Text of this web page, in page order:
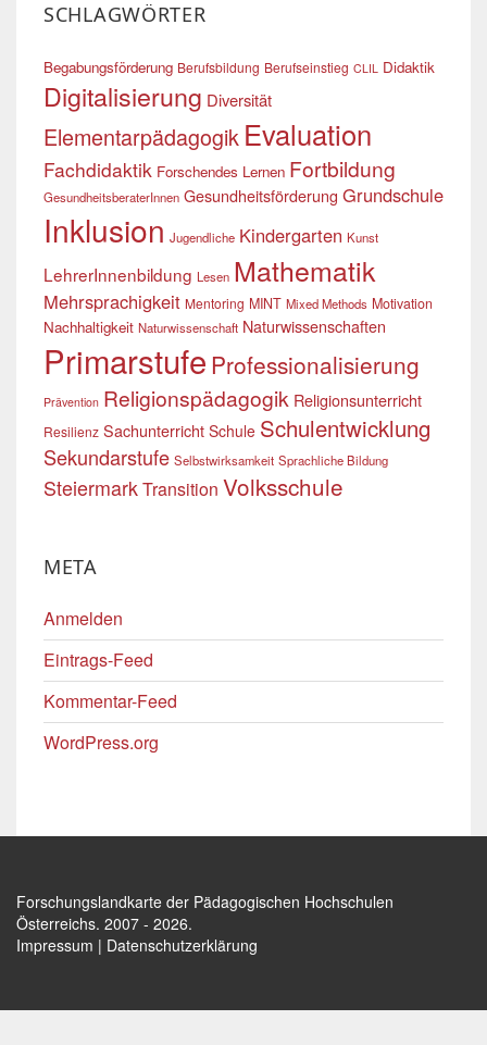
SCHLAGWÖRTER
Begabungsförderung Berufsbildung Berufseinstieg CLIL Didaktik
Digitalisierung Diversität
Elementarpädagogik Evaluation
Fachdidaktik Forschendes Lernen Fortbildung
GesundheitsberaterInnen Gesundheitsförderung Grundschule
Inklusion Jugendliche Kindergarten Kunst
LehrerInnenbildung Lesen Mathematik
Mehrsprachigkeit Mentoring MINT Mixed Methods Motivation
Nachhaltigkeit Naturwissenschaft Naturwissenschaften
Primarstufe Professionalisierung
Prävention Religionspädagogik Religionsunterricht
Resilienz Sachunterricht Schule Schulentwicklung
Sekundarstufe Selbstwirksamkeit Sprachliche Bildung
SteiermarkTransition Volksschule
META
Anmelden
Eintrags-Feed
Kommentar-Feed
WordPress.org
Forschungslandkarte der Pädagogischen Hochschulen
Österreichs. 2007 - 2026.
Impressum | Datenschutzerklärung